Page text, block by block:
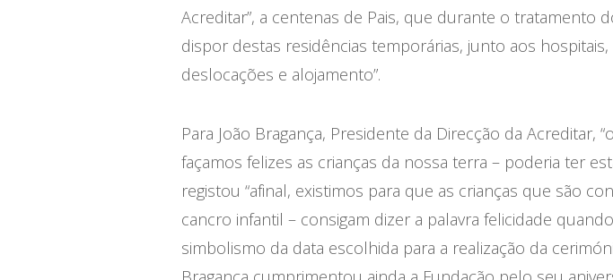
Acreditar”, a centenas de Pais, que durante o tratamento
dispor destas residências temporárias, junto aos
deslocações e alojamento”.
Para João Bragança, Presidente da Direcção da Acreditar,
façamos felizes as crianças da nossa terra – poderia ter
registou “afinal, existimos para que as crianças que são
cancro infantil – consigam dizer a palavra felicidade
simbolismo da data escolhida para a realização da